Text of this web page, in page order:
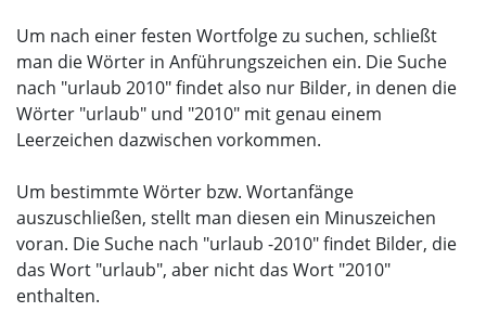
Um nach einer festen Wortfolge zu suchen, schließt
man die Wörter in Anführungszeichen ein. Die Suche
nach "urlaub 2010" findet also nur Bilder, in denen die
Wörter "urlaub" und "2010" mit genau einem
Leerzeichen dazwischen vorkommen.
Um bestimmte Wörter bzw. Wortanfänge
auszuschließen, stellt man diesen ein Minuszeichen
voran. Die Suche nach "urlaub -2010" findet Bilder, die
das Wort "urlaub", aber nicht das Wort "2010"
enthalten.